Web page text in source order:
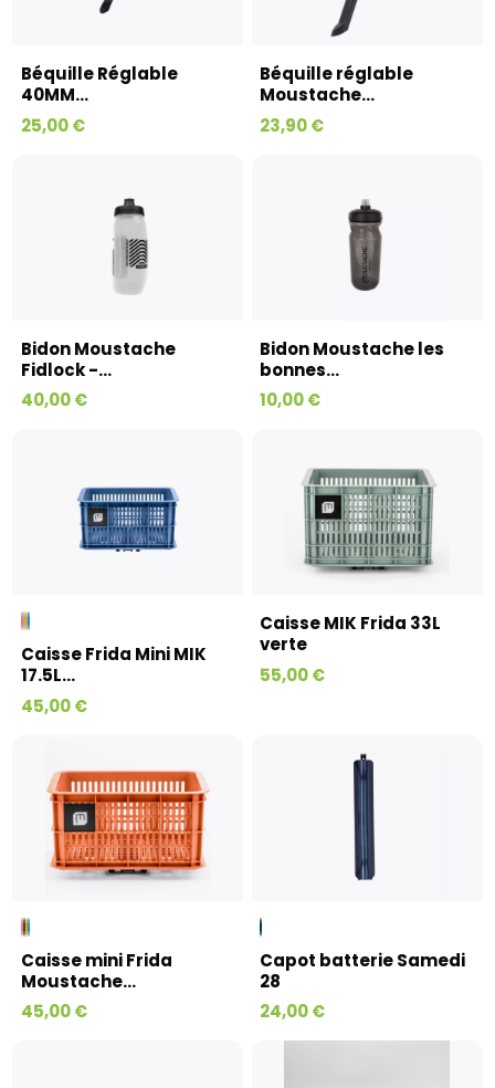
Béquille Réglable
40MM...
25,00 €
Béquille réglable
Moustache...
23,90 €
Bidon Moustache
Fidlock -...
40,00 €
Bidon Moustache les
bonnes...
10,00 €
Caisse Frida Mini MIK
17.5L...
45,00 €
Caisse MIK Frida 33L
verte
55,00 €
Caisse mini Frida
Moustache...
45,00 €
Capot batterie Samedi
28
24,00 €